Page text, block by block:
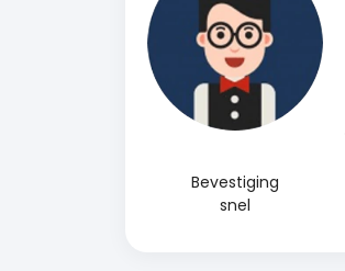
Bevestiging
snel